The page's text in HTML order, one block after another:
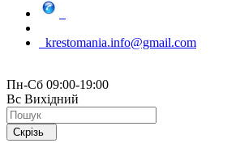
krestomania.info@gmail.com
Пн-Сб 09:00-19:00
Вс Вихідний
Скрізь